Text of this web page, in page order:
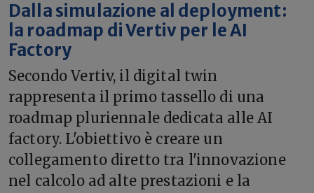
Dalla simulazione al deployment:
la roadmap di Vertiv per le AI
Factory
Secondo Vertiv, il digital twin
rappresenta il primo tassello di una
roadmap pluriennale dedicata alle AI
factory. L'obiettivo è creare un
collegamento diretto tra l'innovazione
nel calcolo ad alte prestazioni e la